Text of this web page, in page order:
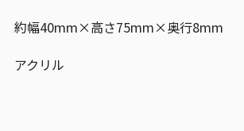
約幅40mm×高さ75mm×奥行8mm
アクリル